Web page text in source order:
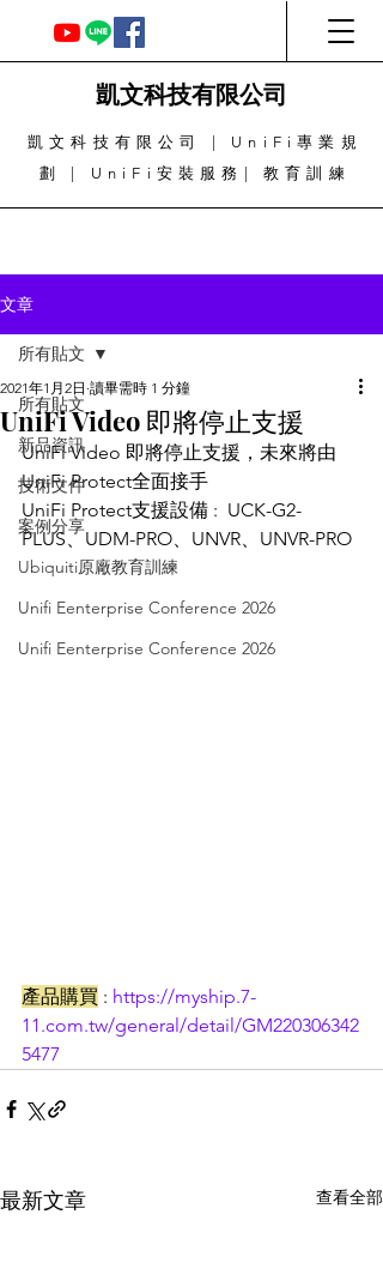
凱文科技有限公司
凱文科技有限公司 | UniFi專業規
劃 | UniFi安裝服務| 教育訓練
文章
所有貼文
新品資訊
技術文件
案例分享
Ubiquiti原廠教育訓練
Unifi Eenterprise Conference 2026
Unifi Eenterprise Conference 2026
所有貼文
UniFi Video 即將停止支援
2021年1月2日 讀畢需時 1 分鐘
UniFi Video 即將停止支援，未來將由
UniFi Protect全面接手
UniFi Protect支援設備 :  UCK-G2-
PLUS、UDM-PRO、UNVR、UNVR-PRO
產品購買 : https://myship.7-
11.com.tw/general/detail/GM220306342
5477
最新文章 查看全部